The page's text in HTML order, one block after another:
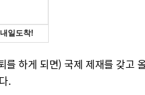
하게 되면) 국제 제재를 갖고
.